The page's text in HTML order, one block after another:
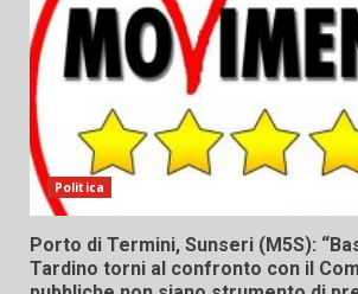
Politica
Porto di Termini, Sunseri (M5S):
Tardino torni al confronto con il